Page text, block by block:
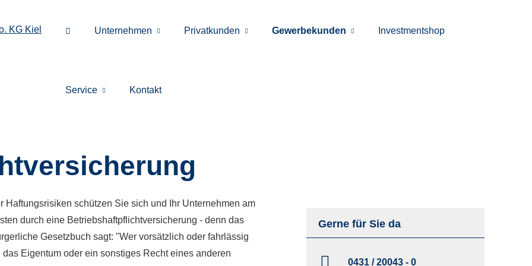
Unternehmen Privatkunden Gewerbekunden Investmentshop
Service Kontakt
Gerne für Sie da
0431 / 20043 - 0
Haftungsrisiken schützen Sie sich und Ihr Unternehmen am
durch eine Betriebshaftpflichtversicherung - denn das
Gesetzbuch sagt: "Wer vorsätzlich oder fahrlässig
Eigentum oder ein sonstiges Recht eines anderen